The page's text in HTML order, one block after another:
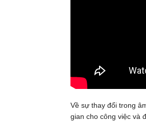
Về sự thay đổi trong
gian cho công việc và